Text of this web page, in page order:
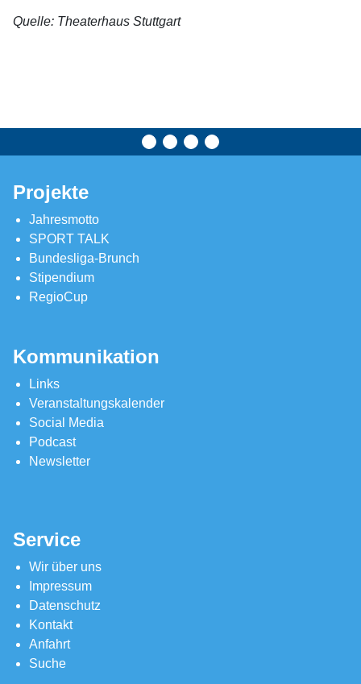
Quelle: Theaterhaus Stuttgart
Projekte
Jahresmotto
SPORT TALK
Bundesliga-Brunch
Stipendium
RegioCup
Kommunikation
Links
Veranstaltungskalender
Social Media
Podcast
Newsletter
Service
Wir über uns
Impressum
Datenschutz
Kontakt
Anfahrt
Suche